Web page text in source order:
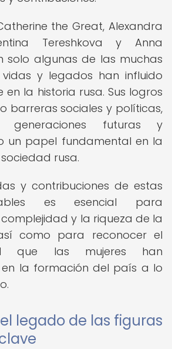
the Great, Alexandra
Tereshkova y Anna
solo algunas de las muchas
vidas y legados han influido
la historia rusa. Sus logros
barreras sociales y políticas,
generaciones futuras y
un papel fundamental en la
rusa.
y contribuciones de estas
es esencial para
y la riqueza de la
como para reconocer el
que las mujeres han
la formación del país a lo
legado de las figuras